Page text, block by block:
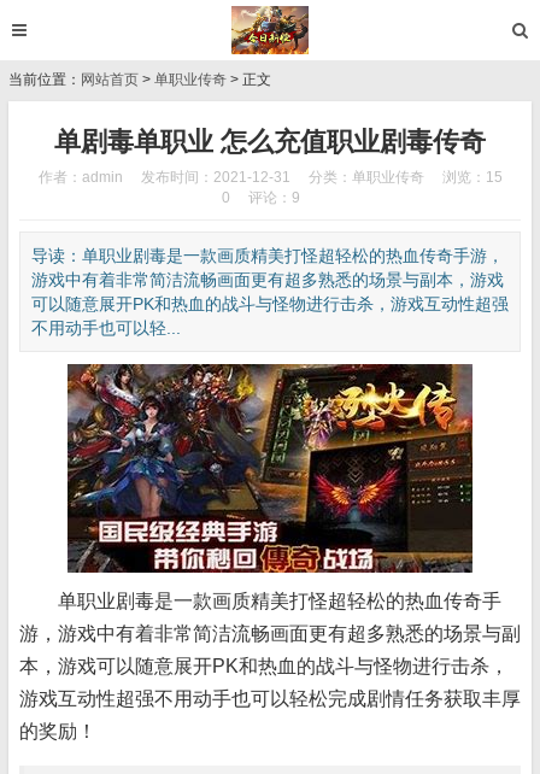
当前位置： 网站首页 > 单职业传奇 > 正文
单剧毒单职业 怎么充值职业剧毒传奇
作者：admin 发布时间：2021-12-31 分类： 单职业传奇
浏览：15
0
评论：9
导读：单职业剧毒是一款画质精美打怪超轻松的热血传奇手游，
游戏中有着非常简洁流畅画面更有超多熟悉的场景与副本，游戏
可以随意展开PK和热血的战斗与怪物进行击杀，游戏互动性超强
不用动手也可以轻...
单职业剧毒是一款画质精美打怪超轻松的热血传奇手
游，游戏中有着非常简洁流畅画面更有超多熟悉的场景与副
本，游戏可以随意展开PK和热血的战斗与怪物进行击杀，
游戏互动性超强不用动手也可以轻松完成剧情任务获取丰厚
的奖励！